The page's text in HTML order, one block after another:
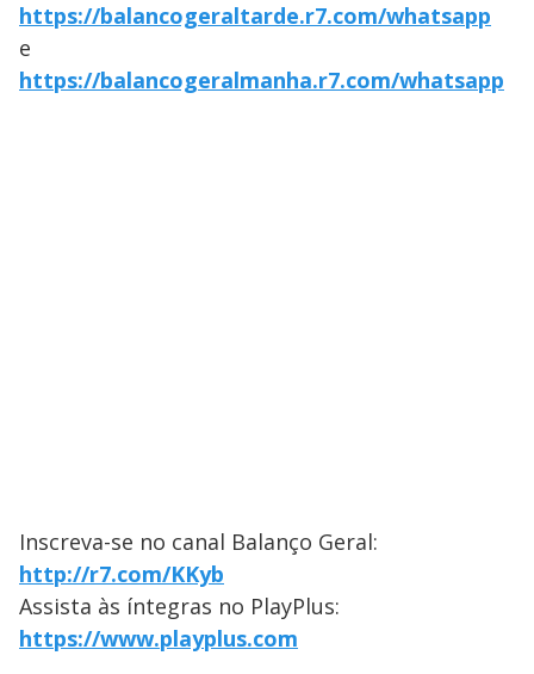
https://balancogeraltarde.r7.com/whatsapp
e
https://balancogeralmanha.r7.com/whatsapp
Inscreva-se no canal Balanço Geral:
http://r7.com/KKyb
Assista às íntegras no PlayPlus:
https://www.playplus.com